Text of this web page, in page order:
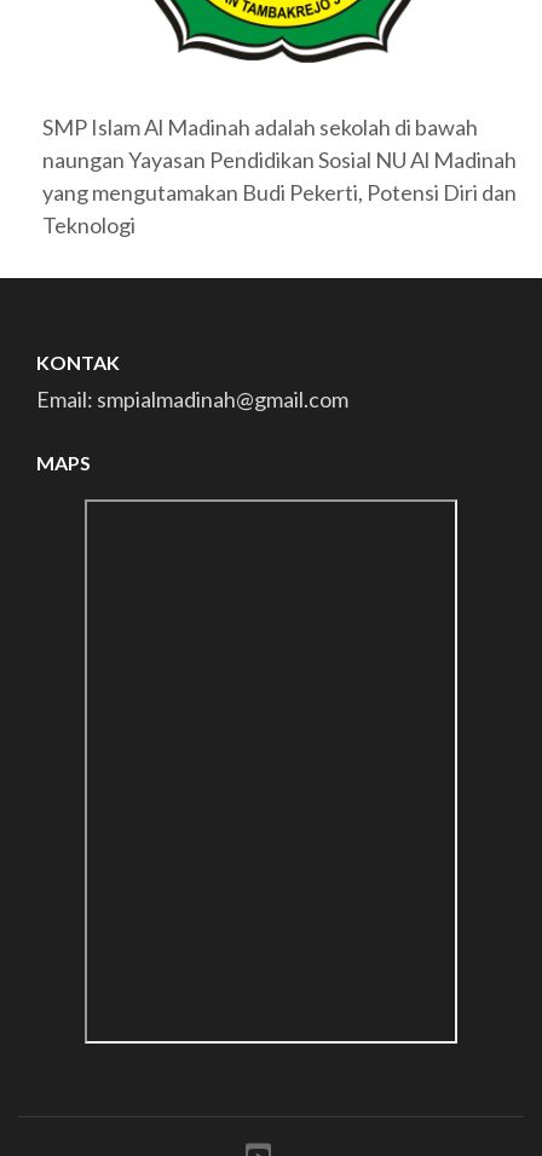
SMP Islam Al Madinah adalah sekolah di bawah
naungan Yayasan Pendidikan Sosial NU Al Madinah
yang mengutamakan Budi Pekerti, Potensi Diri dan
Teknologi
KONTAK
Email: smpialmadinah@gmail.com
MAPS